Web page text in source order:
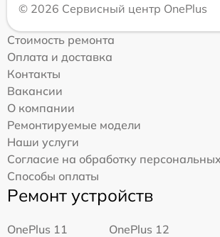
© 2026 Сервисный центр OnePlus
Стоимость ремонта
Оплата и доставка
Контакты
Вакансии
О компании
Ремонтируемые модели
Наши услуги
Согласие на обработку
Способы оплаты
Ремонт устройств
OnePlus 11
OnePlus 12